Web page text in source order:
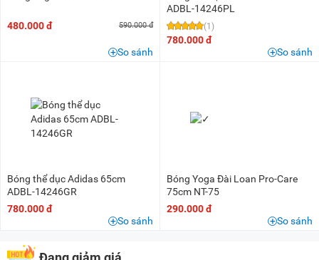
480.000 đ 590.000 đ
So sánh
ADBL-14246PL
(1)
780.000 đ
So sánh
Bóng thể dục Adidas 65cm
ADBL-14246GR
780.000 đ
So sánh
Bóng Yoga Đài Loan Pro-Care
75cm NT-75
290.000 đ
So sánh